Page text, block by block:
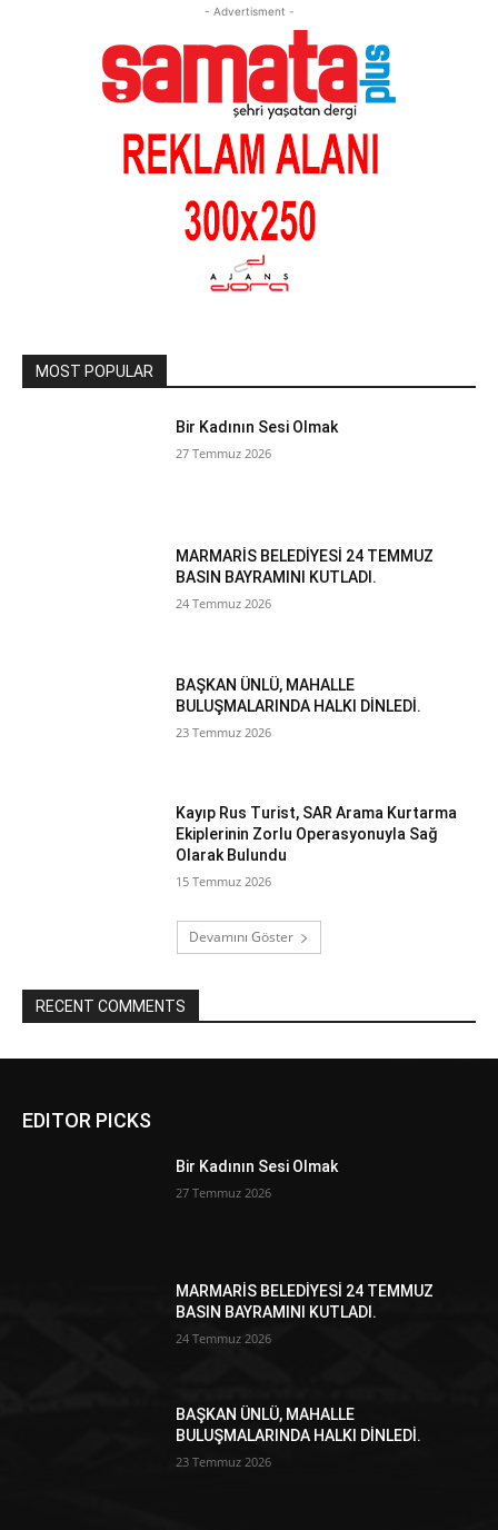
- Advertisment -
MOST POPULAR
Bir Kadının Sesi Olmak
27 Temmuz 2026
MARMARİS BELEDİYESİ 24 TEMMUZ
BASIN BAYRAMINI KUTLADI.
24 Temmuz 2026
BAŞKAN ÜNLÜ, MAHALLE
BULUŞMALARINDA HALKI DİNLEDİ.
23 Temmuz 2026
Kayıp Rus Turist, SAR Arama Kurtarma
Ekiplerinin Zorlu Operasyonuyla Sağ
Olarak Bulundu
15 Temmuz 2026
Devamını Göster
RECENT COMMENTS
EDITOR PICKS
Bir Kadının Sesi Olmak
27 Temmuz 2026
MARMARİS BELEDİYESİ 24 TEMMUZ
BASIN BAYRAMINI KUTLADI.
24 Temmuz 2026
BAŞKAN ÜNLÜ, MAHALLE
BULUŞMALARINDA HALKI DİNLEDİ.
23 Temmuz 2026